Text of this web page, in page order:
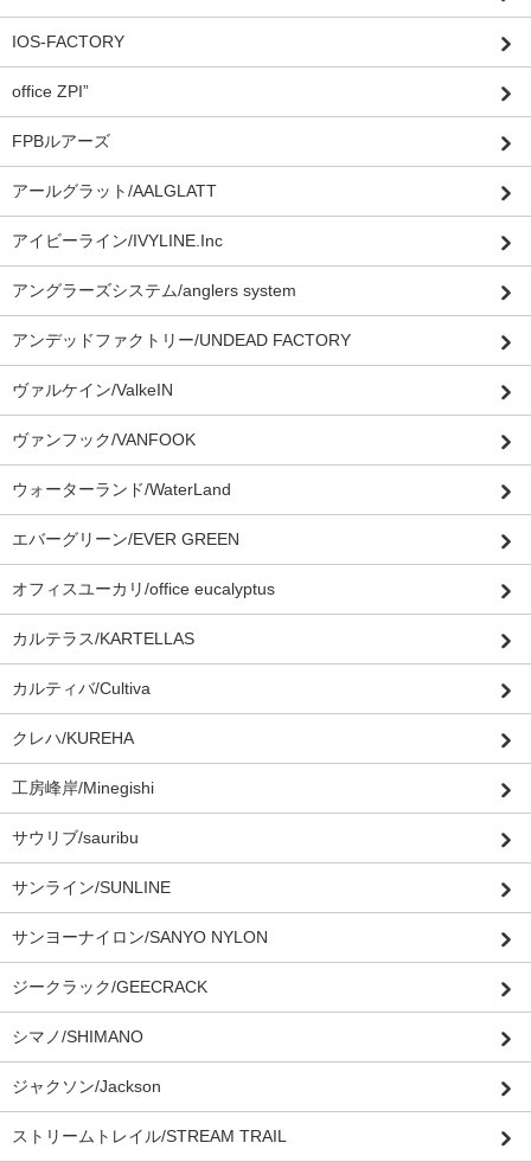
IOS-FACTORY
office ZPI”
FPBルアーズ
アールグラット/AALGLATT
アイビーライン/IVYLINE.Inc
アングラーズシステム/anglers system
アンデッドファクトリー/UNDEAD FACTORY
ヴァルケイン/ValkeIN
ヴァンフック/VANFOOK
ウォーターランド/WaterLand
エバーグリーン/EVER GREEN
オフィスユーカリ/office eucalyptus
カルテラス/KARTELLAS
カルティバ/Cultiva
クレハ/KUREHA
工房峰岸/Minegishi
サウリブ/sauribu
サンライン/SUNLINE
サンヨーナイロン/SANYO NYLON
ジークラック/GEECRACK
シマノ/SHIMANO
ジャクソン/Jackson
ストリームトレイル/STREAM TRAIL